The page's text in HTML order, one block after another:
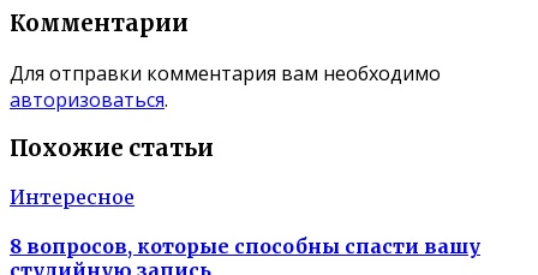
Комментарии
Для отправки комментария вам необходимо
авторизоваться.
Похожие статьи
Интересное
8 вопросов, которые способны спасти вашу